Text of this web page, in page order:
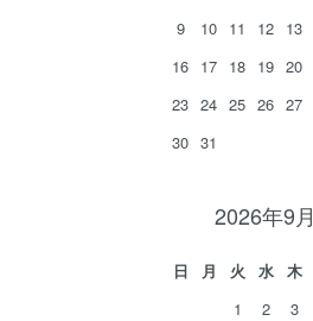
9
10 11 12 13
16 17 18 19 20
23 24 25 26 27
30 31
2026年9月
日 月 火 水 木
1
2 3